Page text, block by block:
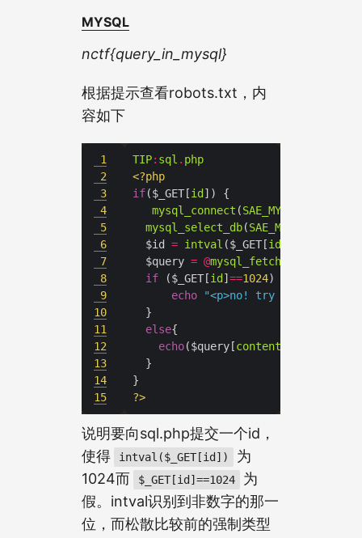
MYSQL
nctf{query_in_mysql}
根据提示查看robots.txt，内
容如下
1
2
3
4
5
6
7
8
9
10
11
12
13
14
15
TIP: sql . php
<?php
if($_GET[id
mysql_connect (SAE_MYSQL_HOST_M
mysql_select_db(SAE_MYSQL_DB
  $id
= intval ($_GET[id
  $query
= @mysql_fetch_array
if ($_GET[id ] ==1024
echo
"<p>no! try again</p>"
else
echo($query[content
?>
说明要向sql.php提交一个id，
使得
intval($_GET[id])
为
1024而
$_GET[id]==1024
为
假。intval识别到非数字的那一
位，而松散比较前的强制类型